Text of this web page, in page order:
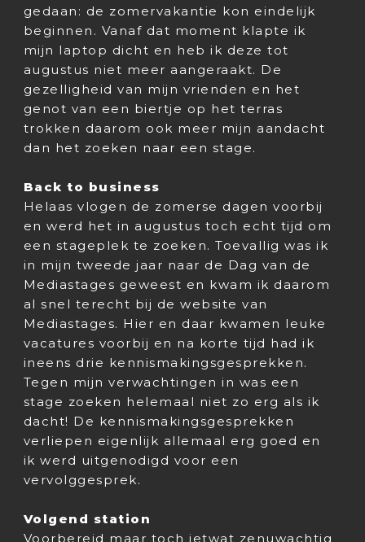
gedaan: de zomervakantie kon eindelijk
beginnen. Vanaf dat moment klapte ik
mijn laptop dicht en heb ik deze tot
augustus niet meer aangeraakt. De
gezelligheid van mijn vrienden en het
genot van een biertje op het terras
trokken daarom ook meer mijn aandacht
dan het zoeken naar een stage.
Back to business
Helaas vlogen de zomerse dagen voorbij
en werd het in augustus toch echt tijd om
een stageplek te zoeken. Toevallig was ik
in mijn tweede jaar naar de Dag van de
Mediastages geweest en kwam ik daarom
al snel terecht bij de website van
Mediastages. Hier en daar kwamen leuke
vacatures voorbij en na korte tijd had ik
ineens drie kennismakingsgesprekken.
Tegen mijn verwachtingen in was een
stage zoeken helemaal niet zo erg als ik
dacht! De kennismakingsgesprekken
verliepen eigenlijk allemaal erg goed en
ik werd uitgenodigd voor een
vervolggesprek.
Volgend station
Voorbereid maar toch ietwat zenuwachtig